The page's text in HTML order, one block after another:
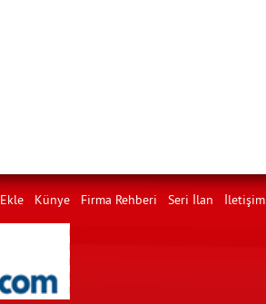
Künye Firma Rehberi Seri İlan İletişim